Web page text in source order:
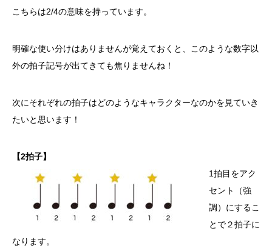
こちらは2/4の意味を持っています。
明確な使い分けはありませんが覚えておくと、このような数字以
外の拍子記号が出てきても焦りませんね！
次にそれぞれの拍子はどのようなキャラクターなのかを見ていき
たいと思います！
【2拍子】
1拍目をアク
セント（強
調）にするこ
とで２拍子に
なります。